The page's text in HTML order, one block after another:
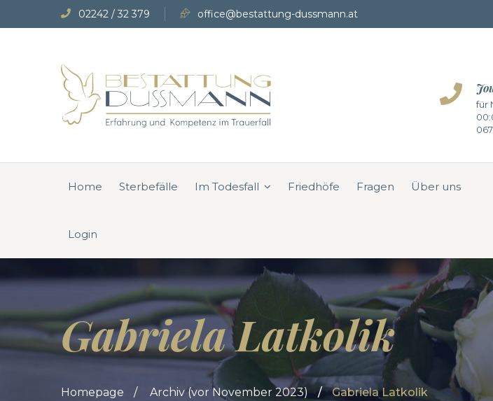
02242 / 32 379 office@bestattung-dussmann.at
für
Home Sterbefälle Im Todesfall Friedhöfe Fragen Über uns
Login
Gabriela Latkolik
Homepage Archiv (vor November 2023) Gabriela Latkolik